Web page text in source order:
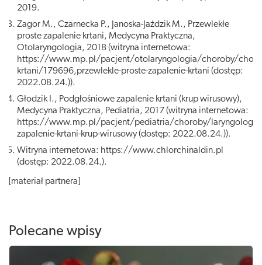
2019.
Zagor M., Czarnecka P., Janoska-Jaździk M., Przewlekłe
proste zapalenie krtani, Medycyna Praktyczna,
Otolaryngologia, 2018 (witryna internetowa:
https://www.mp.pl/pacjent/otolaryngologia/choroby/
krtani/179696,przewlekle-proste-zapalenie-krtani (dostęp:
2022.08.24.)).
Głodzik I., Podgłośniowe zapalenie krtani (krup wirusowy),
Medycyna Praktyczna, Pediatria, 2017 (witryna internetowa:
https://www.mp.pl/pacjent/pediatria/choroby/
zapalenie-krtani-krup-wirusowy(dostęp: 2022.08.24.)).
Witryna internetowa: https://www.chlorchinaldin.pl
(dostęp: 2022.08.24.).
[materiał partnera]
Polecane wpisy